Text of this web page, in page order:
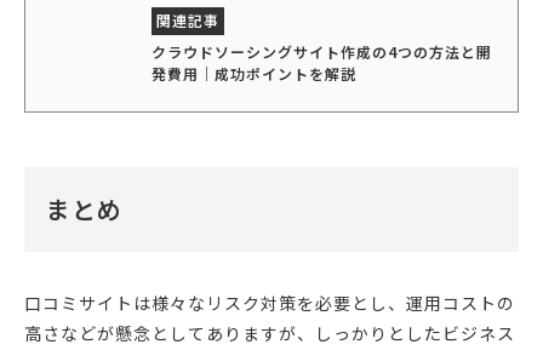
クラウドソーシングサイト作成の4つの方法と開
発費用｜成功ポイントを解説
まとめ
口コミサイトは様々なリスク対策を必要とし、運用コストの
高さなどが懸念としてありますが、しっかりとしたビジネス